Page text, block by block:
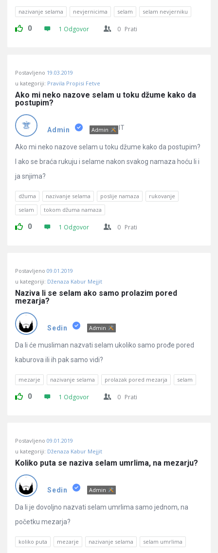
nazivanje selama nevjernicima selam selam nevjerniku
0 1 Odgovor 0 Prati
Postavljeno 19.03.2019
u kategoriji: Pravila Propisi Fetve
Ako mi neko nazove selam u toku džume kako da
postupim?
Admin Admin IT
Ako mi neko nazove selam u toku džume kako da postupim?
I ako se braća rukuju i selame nakon svakog namaza hoću li i
ja snjima?
džuma nazivanje selama poslije namaza
rukovanje
selam
tokom džuma namaza
0 1 Odgovor 0 Prati
Postavljeno 09.01.2019
u kategoriji: Dženaza Kabur Mejjit
Naziva li se selam ako samo prolazim pored
mezarja?
Sedin Admin
Da li će musliman nazvati selam ukoliko samo prođe pored
kaburova ili ih pak samo vidi?
mezarje nazivanje selama prolazak pored mezarja selam
0 1 Odgovor 0 Prati
Postavljeno 09.01.2019
u kategoriji: Dženaza Kabur Mejjit
Koliko puta se naziva selam umrlima, na mezarju?
Sedin Admin
Da li je dovoljno nazvati selam umrlima samo jednom, na
početku mezarja?
koliko puta mezarje nazivanje selama selam umrlima